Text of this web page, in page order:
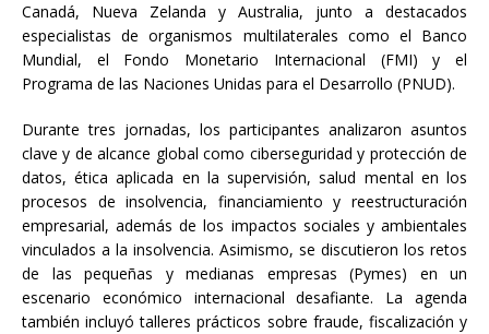
Canadá, Nueva Zelanda y Australia, junto a destacados
especialistas de organismos multilaterales como el Banco
Mundial, el Fondo Monetario Internacional (FMI) y el
Programa de las Naciones Unidas para el Desarrollo (PNUD).
Durante tres jornadas, los participantes analizaron asuntos
clave y de alcance global como ciberseguridad y protección de
datos, ética aplicada en la supervisión, salud mental en los
procesos de insolvencia, financiamiento y reestructuración
empresarial, además de los impactos sociales y ambientales
vinculados a la insolvencia. Asimismo, se discutieron los retos
de las pequeñas y medianas empresas (Pymes) en un
escenario económico internacional desafiante. La agenda
también incluyó talleres prácticos sobre fraude, fiscalización y